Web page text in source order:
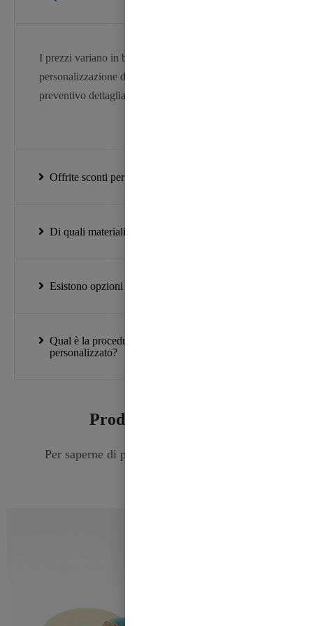
I prezzi variano in base al tipo, alla larghezza e alla
personalizzazione del nastro. Contattateci per un
preventivo dettagliato.
Offrite sconti per grandi quantità?
Di quali materiali sono fatti i vostri nastri?
Esistono opzioni di nastri ecologici?
Qual è la procedura per effettuare un ordine
personalizzato?
Prodotto correlato
Per saperne di più sulle tendenze del nastro.